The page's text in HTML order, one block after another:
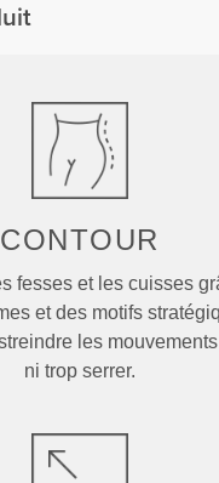
CONTOUR
fesses et les cuisses
et des motifs
les
ni trop serrer.